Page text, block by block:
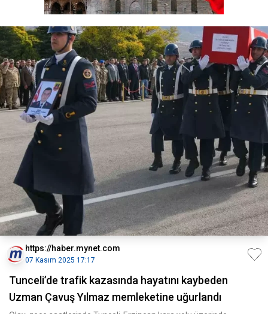
https://haber.mynet.com
07 Kasım 2025 17:17
Tunceli’de trafik kazasında hayatını kaybeden
Uzman Çavuş Yılmaz memleketine uğurlandı